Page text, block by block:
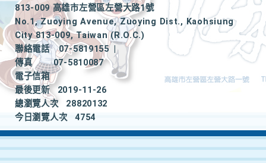
813-009 高雄市左營區左營大路1號
No.1, Zuoying Avenue, Zuoying Dist., Kaohsiung
City 813-009, Taiwan (R.O.C.)
聯絡電話
07-5819155
|
傳真
07-5810087
電子信箱
最後更新
2019-11-26
總瀏覽人次
28820132
今日瀏覽人次
4754